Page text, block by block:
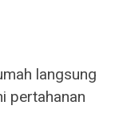
langsung
pertahanan